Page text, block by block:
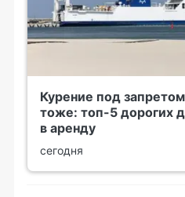
Курение под
тоже: топ-5 дорогих
в аренду
сегодня